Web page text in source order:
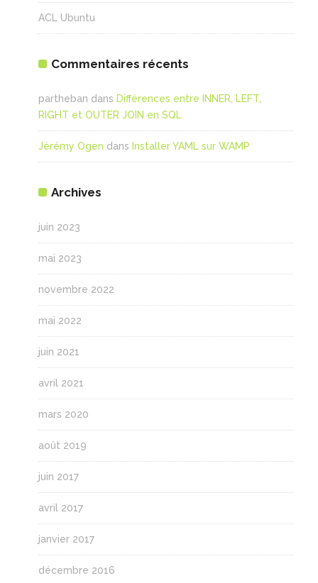
ACL Ubuntu
Commentaires récents
partheban dans Différences entre INNER, LEFT,
RIGHT et OUTER JOIN en SQL
Jérémy Ogen dans Installer YAML sur WAMP
Archives
juin 2023
mai 2023
novembre 2022
mai 2022
juin 2021
avril 2021
mars 2020
août 2019
juin 2017
avril 2017
janvier 2017
décembre 2016